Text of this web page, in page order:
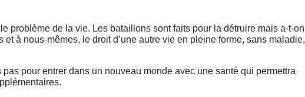
problème de la vie. Les bataillons sont faits pour la détruire mais a-t-on
à nous-mêmes, le droit d’une autre vie en pleine forme, sans maladie,
pour entrer dans un nouveau monde avec une santé qui permettra